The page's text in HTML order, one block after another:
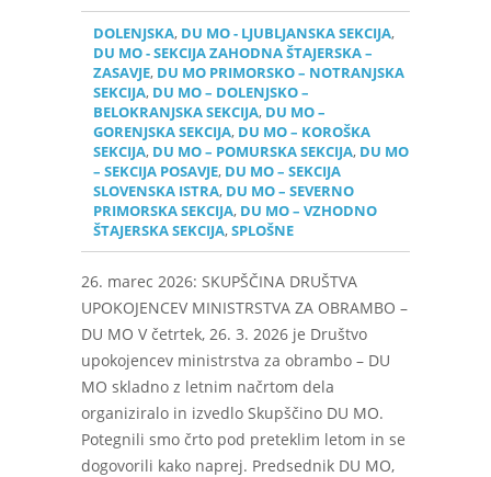
DOLENJSKA, DU MO - LJUBLJANSKA SEKCIJA,
DU MO - SEKCIJA ZAHODNA ŠTAJERSKA –
ZASAVJE, DU MO PRIMORSKO – NOTRANJSKA
SEKCIJA, DU MO – DOLENJSKO –
BELOKRANJSKA SEKCIJA, DU MO –
GORENJSKA SEKCIJA, DU MO – KOROŠKA
SEKCIJA, DU MO – POMURSKA SEKCIJA, DU MO
– SEKCIJA POSAVJE, DU MO – SEKCIJA
SLOVENSKA ISTRA, DU MO – SEVERNO
PRIMORSKA SEKCIJA, DU MO – VZHODNO
ŠTAJERSKA SEKCIJA,SPLOŠNE
26. marec 2026: SKUPŠČINA DRUŠTVA
UPOKOJENCEV MINISTRSTVA ZA OBRAMBO –
DU MO V četrtek, 26. 3. 2026 je Društvo
upokojencev ministrstva za obrambo – DU
MO skladno z letnim načrtom dela
organiziralo in izvedlo Skupščino DU MO.
Potegnili smo črto pod preteklim letom in se
dogovorili kako naprej. Predsednik DU MO,